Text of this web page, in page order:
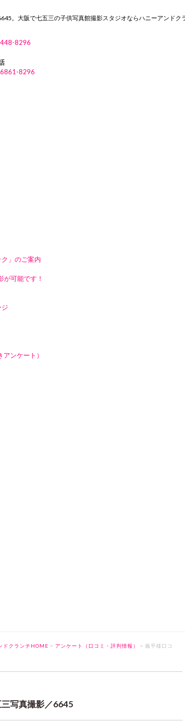
。大阪で七五三の子供写真館撮影スタジオならハニーアンドク
8296
8296
」のご案内
が可能です！
ンケート）
ドクランチHOME > アンケート（口コミ・評判情報）
> 義平様口コ
写真撮影／6645